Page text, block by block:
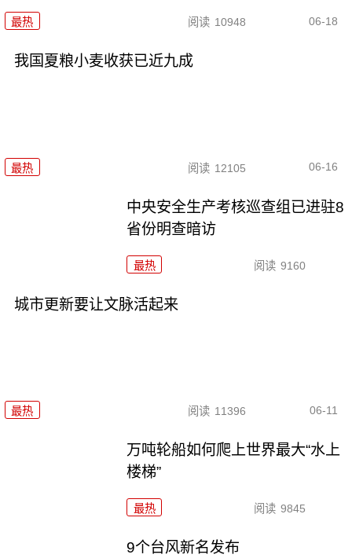
最热 阅读 10948 06-18
我国夏粮小麦收获已近九成
最热 阅读 12105 06-16
中央安全生产考核巡查组已进驻8
省份明查暗访
最热 阅读 9160
城市更新要让文脉活起来
最热 阅读 11396 06-11
万吨轮船如何爬上世界最大“水上
楼梯”
最热 阅读 9845
9个台风新名发布